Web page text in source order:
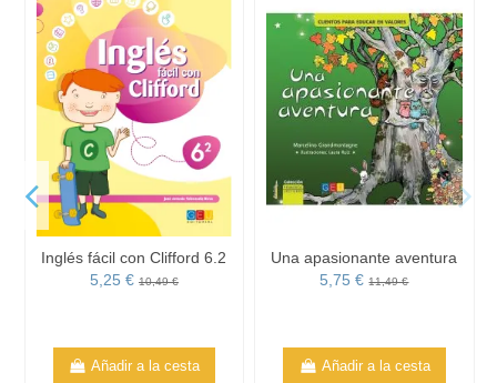
Inglés fácil con Clifford 6.2
5,25 € 10,49 €
Añadir a la cesta
Una apasionante aventura
5,75 €11,49 €
Añadir a la cesta